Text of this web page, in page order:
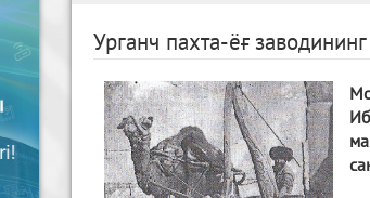
Урганч пахта-ёғ